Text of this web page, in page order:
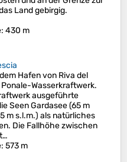
Land gebirgig.
: 430 m
Hafen von Riva del
Wasserkraftwerk.
ausgeführte
Seen Gardasee (65 m
m s.l.m.) als natürliches
Die Fallhöhe zwischen
: 573 m